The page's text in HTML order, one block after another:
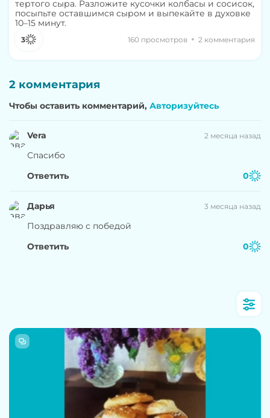
тертого сыра. Разложите кусочки колбасы и сосисок,
посыпьте оставшимся сыром и выпекайте в духовке
10–15 минут.
3 160 просмотров 2 комментария
2 комментария
Чтобы оставить комментарий, Авторизуйтесь
Vera 2 месяца назад
Спасибо
Ответить
0
Дарья 3 месяца назад
Поздравляю с победой
Ответить
0